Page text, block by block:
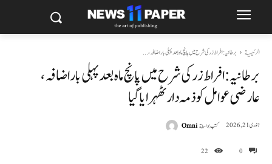
الرئيسية برطانیہ: افراط زر کی شرح میں پانچ ماہ بعد پہلی بار اضافہ،...
برطانیہ: افراط زر کی شرح میں پانچ ماہ بعد پہلی بار اضافہ،
عارضی عوامل کو ذمہ دار ٹھہرایا گیا
0
22
جنوری 21, 2026 كتب بواسطةOmni